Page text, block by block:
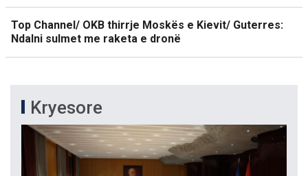
Top Channel/ OKB thirrje Moskës e Kievit/ Guterres:
Ndalni sulmet me raketa e dronë
Kryesore